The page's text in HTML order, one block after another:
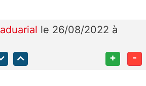
le 26/08/2022 à
+ -